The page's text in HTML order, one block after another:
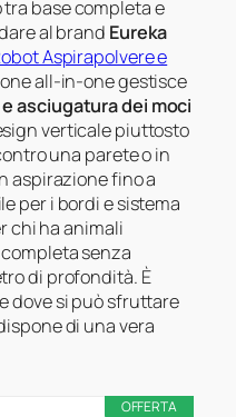
base completa e
al brand Eureka
Aspirapolvere e
all-in-one gestisce
asciugatura dei moci
verticale piuttosto
una parete o in
aspirazione fino a
per i bordi e sistema
chi ha animali
senza
di profondità. È
dove si può sfruttare
di una vera
OFFERTA